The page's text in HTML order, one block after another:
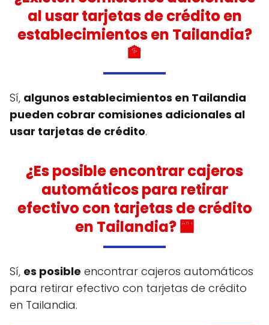
al usar tarjetas de crédito en
establecimientos en Tailandia?
🏦
Sí, algunos establecimientos en Tailandia
pueden cobrar comisiones adicionales al
usar tarjetas de crédito.
¿Es posible encontrar cajeros
automáticos para retirar
efectivo con tarjetas de crédito
en Tailandia? 🏧
Sí, es posible encontrar cajeros automáticos
para retirar efectivo con tarjetas de crédito
en Tailandia.